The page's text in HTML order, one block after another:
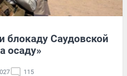
блокаду Саудовской
осаду»
115